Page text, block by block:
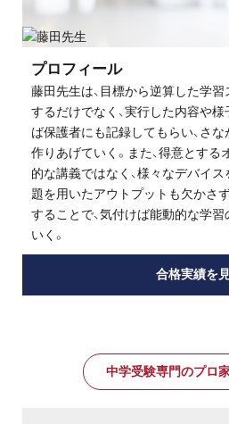
プロフィール
藤田先生は、目標から逆算した学
するだけでなく、実行した内容や
ば保護者にも記録してもらい、さな
作りあげていく。また、得意とする
的な講義ではなく、様々なデバイ
題を用いたアウトプットも欠かさ
することで、気付けば能動的な学
いく。
合格実績を
中学受験専門のプロ